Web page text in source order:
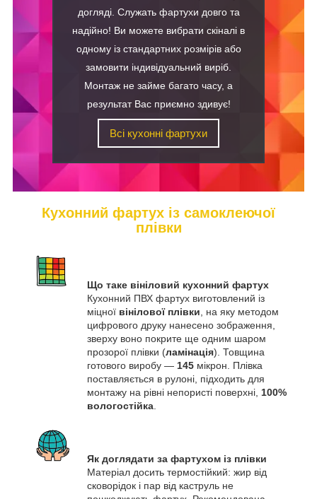
догляді. Служать фартухи довго та
надійно! Ви можете вибрати скіналі в
одному із стандартних розмірів або
замовити індивідуальний виріб.
Монтаж не займе багато часу, а
результат Вас приємно здивує!
Всі кухонні фартухи
Кухонний фартух із самоклеючої
плівки
Що таке вініловий кухонний фартух
Кухонний ПВХ фартух виготовлений із
міцної вінілової плівки, на яку методом
цифрового друку нанесено зображення,
зверху воно покрите ще одним шаром
прозорої плівки (ламінація). Товщина
готового виробу — 145 мікрон. Плівка
поставляється в рулоні, підходить для
монтажу на рівні непористі поверхні, 100%
вологостійка.
Як доглядати за фартухом із плівки
Матеріал досить термостійкий: жир від
сковорідок і пар від каструль не